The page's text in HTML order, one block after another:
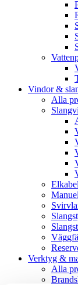
Vindor &
Alla
Verktyg &
Alla